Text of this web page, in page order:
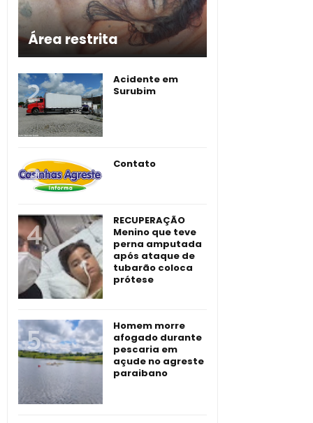
Área restrita
Acidente em
Surubim
Contato
RECUPERAÇÃO
Menino que teve
perna amputada
após ataque de
tubarão coloca
prótese
Homem morre
afogado durante
pescaria em
açude no agreste
paraibano